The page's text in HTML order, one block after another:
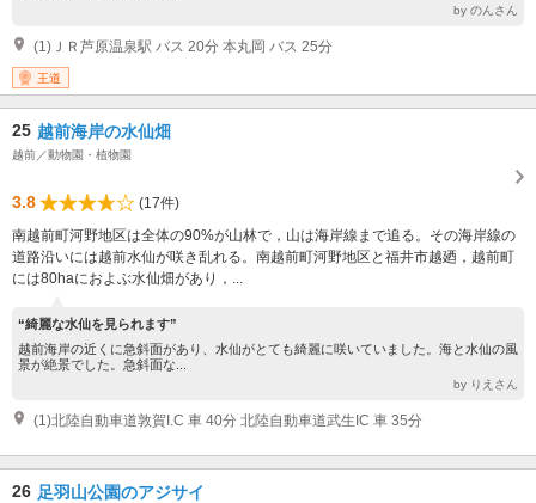
by のんさん
(1)ＪＲ芦原温泉駅 バス 20分 本丸岡 バス 25分
王道
25 越前海岸の水仙畑
越前／動物園・植物園
3.8
(17件)
南越前町河野地区は全体の90%が山林で，山は海岸線まで追る。その海岸線の
道路沿いには越前水仙が咲き乱れる。南越前町河野地区と福井市越廼，越前町
には80haにおよぶ水仙畑があり，...
“綺麗な水仙を見られます”
越前海岸の近くに急斜面があり、水仙がとても綺麗に咲いていました。海と水仙の風
景が絶景でした。急斜面な...
by りえさん
(1)北陸自動車道敦賀I.C 車 40分 北陸自動車道武生IC 車 35分
26 足羽山公園のアジサイ